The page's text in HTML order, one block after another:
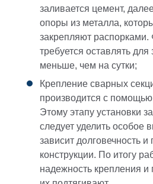
заливается цемент,
опоры из металла,
закрепляют
требуется оставлять
меньше, чем на сутки;
Крепление сварных
производится с помощью
Этому этапу установки
следует уделить особое
зависит долговечность и
конструкции. По итогу
надежность крепления и